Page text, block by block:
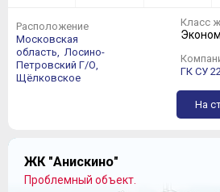
Расположение
Московская
область, Лосино-
Петровский Г/О,
Щёлковское
Класс
ГК СУ
На
ЖК "Анискино"
Проблемный объект.